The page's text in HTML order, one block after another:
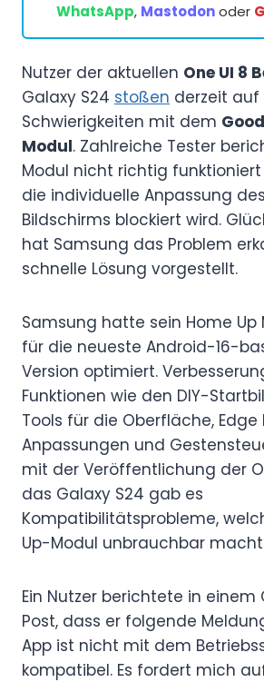
WhatsApp, Mastodonoder
Nutzer der aktuellen One UI 8
Galaxy S24 stoßen derzeit auf
Schwierigkeiten mit dem
Modul. Zahlreiche Tester
Modul nicht richtig
die individuelle Anpassung
Bildschirms blockiert wird.
hat Samsung das Problem
schnelle Lösung vorgestellt.
Samsung hatte sein Home Up
für die neueste Android-16-
Version optimiert.
Funktionen wie den DIY-
Tools für die Oberfläche, Edge
Anpassungen und
mit der Veröffentlichung der
das Galaxy S24 gab es
Kompatibilitätsprobleme,
Up-Modul unbrauchbar
Ein Nutzer berichtete in
Post, dass er folgende
App ist nicht mit dem
kompatibel. Es fordert mich